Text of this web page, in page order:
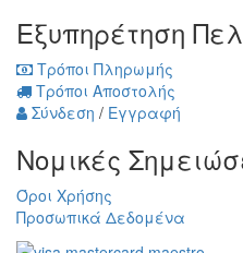
Εξυπηρέτηση
Τρόποι Πληρωμής
Τρόποι Αποστολής
Σύνδεση / Εγγραφή
Νομικές
Όροι Χρήσης
Προσωπικά Δεδομένα